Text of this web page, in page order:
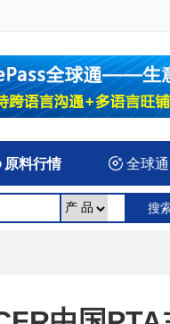
原料行情  全球通